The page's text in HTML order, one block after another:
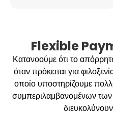
Flexible
Κατανοούμε ότι το απόρρητο
όταν πρόκειται για
οποίο υποστηρίζουμε
συμπεριλαμβανομένων